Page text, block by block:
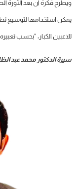
ويطرح فكرة ان بعد الثورة
يمكن استخدامها لتوسيع
للاعبين الكبار، “بحسب
سيرة الدكتور محمد عبد